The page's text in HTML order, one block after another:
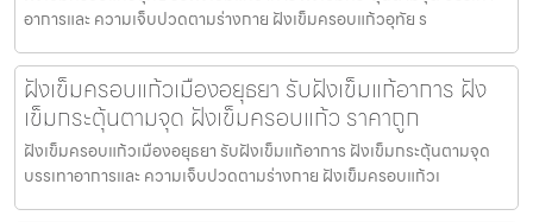
อาการและ ความเจ็บปวดตามร่างกาย ฝังเข็มครอบแก้วอุทัย ร
ฝังเข็มครอบแก้วเมืองอยุธยา รับฝังเข็มแก้อาการ ฝัง
เข็มกระตุ้นตามจุด ฝังเข็มครอบแก้ว ราคาถูก
ฝังเข็มครอบแก้วเมืองอยุธยา รับฝังเข็มแก้อาการ ฝังเข็มกระตุ้นตามจุด
บรรเทาอาการและ ความเจ็บปวดตามร่างกาย ฝังเข็มครอบแก้วเ